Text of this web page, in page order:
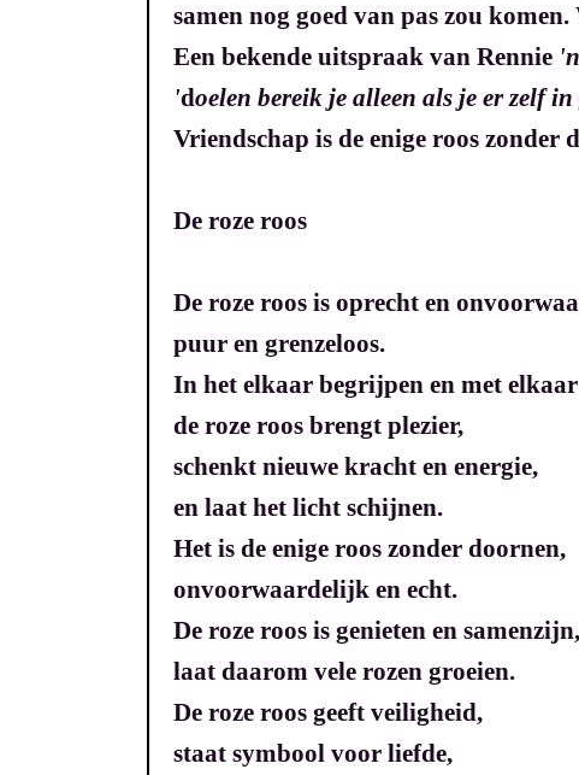
samen nog goed van pas zou
Een bekende uitspraak van Rennie
'doelen bereik je alleen als je er zelf
Vriendschap is de enige roos zonder
De roze roos
De roze roos is oprecht en
puur en grenzeloos.
In het elkaar begrijpen en met
de roze roos brengt plezier,
schenkt nieuwe kracht en energie,
en laat het licht schijnen.
Het is de enige roos zonder doornen,
onvoorwaardelijk en echt.
De roze roos is genieten en samenzijn,
laat daarom vele rozen groeien.
De roze roos geeft veiligheid,
staat symbool voor liefde,